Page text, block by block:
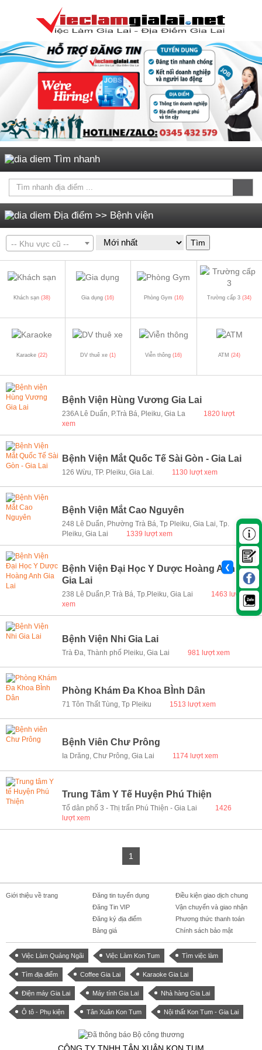
❮
Tìm nhanh
Địa điểm >> Bệnh viện
-- Khu vực cũ -- Tìm
Khách sạn(38)
Karaoke(22)
Gia dụng(16)
DV thuê xe (1)
Phòng Gym (16)
Viễn thông(16)
Trường cấp 3(34)
ATM(24)
Bệnh Viện Hùng Vương Gia Lai
236A Lê Duẩn, P.Trà Bá, Pleiku, Gia La
1820 lượt
xem
Bệnh Viện Mắt Quốc Tế Sài Gòn - Gia Lai
126 Wừu, TP. Pleiku, Gia Lai. 1130 lượt xem
Bệnh Viện Mắt Cao Nguyên
248 Lê Duẩn, Phường Trà Bá, Tp Pleiku, Gia Lai, Tp.
Pleiku, Gia Lai
1339 lượt xem
Bệnh Viện Đại Học Y Dược Hoàng Anh
Gia Lai
238 Lê Duẩn,P. Trà Bá, Tp.Pleiku, Gia Lai
1463 lượt
xem
Bệnh Viện Nhi Gia Lai
Trà Đa, Thành phố Pleiku, Gia Lai 981 lượt xem
Phòng Khám Đa Khoa BÌnh Dân
71 Tôn Thất Tùng, Tp Pleiku 1513 lượt xem
Bệnh Viên Chư Prông
Ia Drăng, Chư Prông, Gia Lai 1174 lượt xem
Trung Tâm Y Tế Huyện Phú Thiện
Tổ dân phố 3 - Thị trấn Phú Thiện - Gia Lai
1426
lượt xem
1
Giới thiệu về trang
Đăng tin tuyển dụng
Đăng Tin VIP
Đăng ký địa điểm
Bảng giá
Điều kiện giao dịch chung
Vận chuyển và giao nhận
Phương thức thanh toán
Chính sách bảo mật
Việc Làm Quảng Ngãi Việc Làm Kon Tum Tìm việc làm
Tìm địa điểm Coffee Gia Lai Karaoke Gia Lai
Điện máy Gia Lai Máy tính Gia Lai Nhà hàng Gia Lai
Ô tô - Phụ kiện Tân Xuân Kon Tum Nội thất Kon Tum - Gia Lai